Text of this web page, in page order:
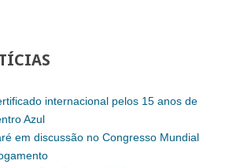
internacional pelos 15 anos de
Azul
em discussão no Congresso Mundial